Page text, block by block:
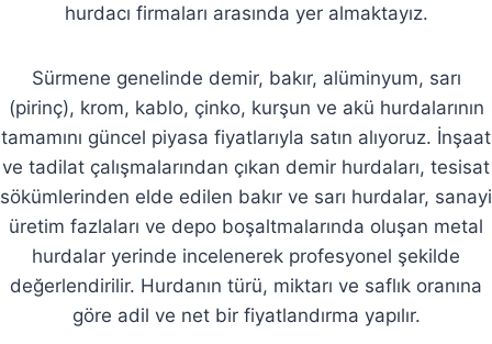
hurdacı firmaları arasında yer almaktayız.
Sürmene genelinde demir, bakır, alüminyum, sarı
(pirinç), krom, kablo, çinko, kurşun ve akü hurdalarının
tamamını güncel piyasa fiyatlarıyla satın alıyoruz. İnşaat
ve tadilat çalışmalarından çıkan demir hurdaları, tesisat
sökümlerinden elde edilen bakır ve sarı hurdalar, sanayi
üretim fazlaları ve depo boşaltmalarında oluşan metal
hurdalar yerinde incelenerek profesyonel şekilde
değerlendirilir. Hurdanın türü, miktarı ve saflık oranına
göre adil ve net bir fiyatlandırma yapılır.